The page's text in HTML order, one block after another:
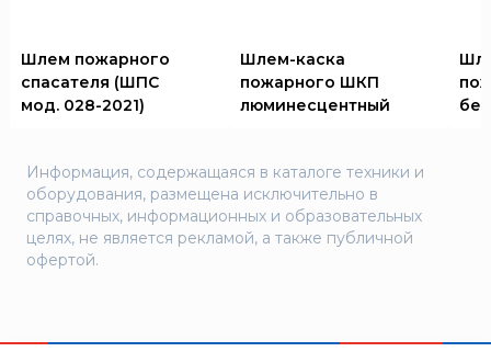
Шлем пожарного
спасателя (ШПС
мод. 028-2021)
Шлем-каска
пожарного ШКП
люминесцентный
Информация, содержащаяся в каталоге техники и
оборудования, размещена исключительно в
справочных, информационных и образовательных
целях, не является рекламой, а также публичной
офертой.